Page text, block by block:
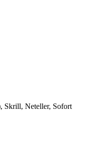
Skrill, Neteller, Sofort